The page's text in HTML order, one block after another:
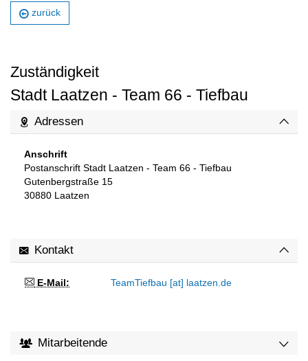
zurück
Zuständigkeit
Stadt Laatzen - Team 66 - Tiefbau
Adressen
Anschrift
Postanschrift Stadt Laatzen - Team 66 - Tiefbau
Gutenbergstraße 15
30880 Laatzen
Kontakt
E-Mail: TeamTiefbau [at] laatzen.de
Mitarbeitende